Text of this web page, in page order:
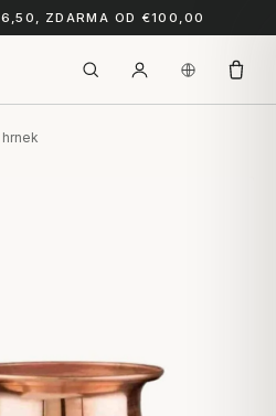
ZDARMA OD €100,00